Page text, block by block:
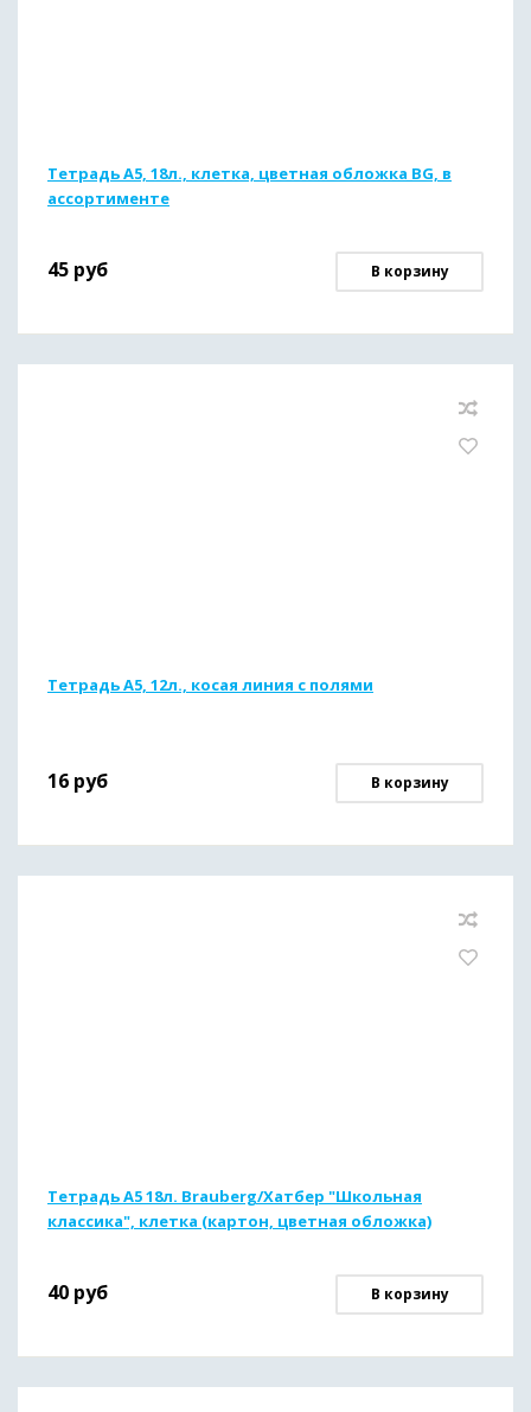
Тетрадь А5, 18л., клетка, цветная обложка BG, в
ассортименте
45 руб В корзину
Тетрадь А5, 12л., косая линия с полями
16 руб В корзину
Тетрадь А5 18л. Brauberg/Хатбер "Школьная
классика", клетка (картон, цветная обложка)
40 руб В корзину